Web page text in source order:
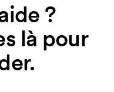
?
là pour